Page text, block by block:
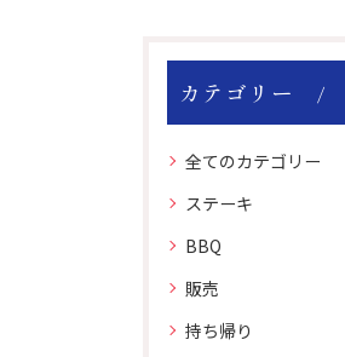
カテゴリー
全てのカテゴリー
ステーキ
BBQ
販売
持ち帰り